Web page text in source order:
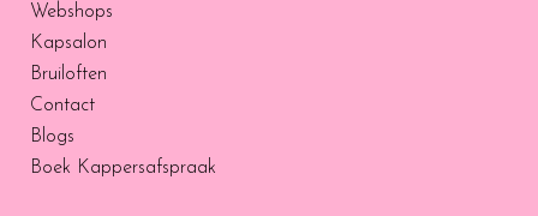
Webshops
Kapsalon
Bruiloften
Contact
Blogs
Boek Kappersafspraak